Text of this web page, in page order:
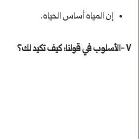
إن المياه أساس الحياه.
٧ -الأسلوب في قولنا: كيف تكيد لك؟